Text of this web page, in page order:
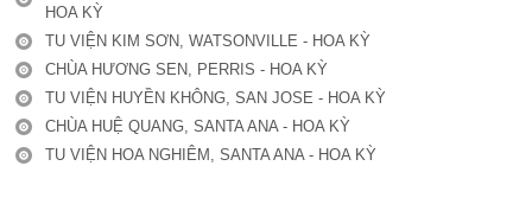
HOA KỲ
TU VIỆN KIM SƠN, WATSONVILLE - HOA KỲ
CHÙA HƯƠNG SEN, PERRIS - HOA KỲ
TU VIỆN HUYỀN KHÔNG, SAN JOSE - HOA KỲ
CHÙA HUỆ QUANG, SANTA ANA - HOA KỲ
TU VIỆN HOA NGHIÊM, SANTA ANA - HOA KỲ